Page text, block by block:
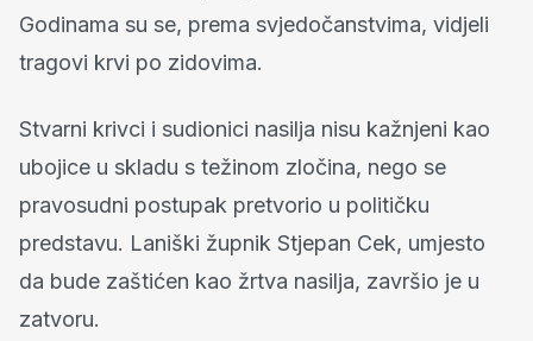
Godinama su se, prema svjedočanstvima, vidjeli
tragovi krvi po zidovima.
Stvarni krivci i sudionici nasilja nisu kažnjeni kao
ubojice u skladu s težinom zločina, nego se
pravosudni postupak pretvorio u političku
predstavu. Laniški župnik Stjepan Cek, umjesto
da bude zaštićen kao žrtva nasilja, završio je u
zatvoru.